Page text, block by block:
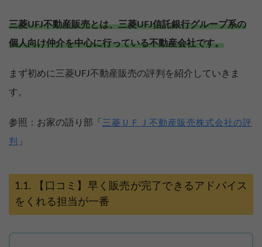
三菱UFJ不動産販売とは、三菱UFJ信託銀行グループ系の
個人向け仲介を中心に行っている不動産会社です。
まず初めに三菱UFJ不動産販売の評判を紹介していきま
す。
参照：お家の語り部「 三菱ＵＦＪ不動産販売株式会社の評
判 」
【口コミ】早く販売が完了できるアドバイス
をくれる担当が一番